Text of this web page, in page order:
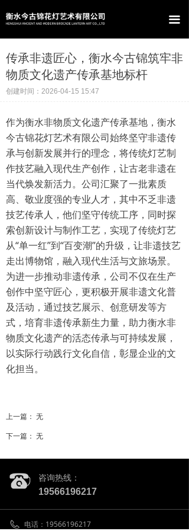
끀
首页
关于我们
产品中心
案例展示
新闻资讯
联系我们
传承非遗匠心，衡水今古锦筑牢非
物质文化遗产传承基地标杆
创建时间： 2026-04-15 15:47
作为衡水非物质文化遗产传承基地，衡水
今古锦花灯艺术有限公司始终坚守非遗传
承与创新发展并行的理念，将传统灯艺制
作技艺融入现代生产创作，让古老非遗在
当代焕发新活力。公司汇聚了一批素质
高、敬业度强的专业人才，其中不乏非遗
技艺传承人，他们坚守传统工序，同时探
索创新设计与制作工艺，实现了传统灯艺
从“单一红”到“百变潮”的升级，让非遗技艺
走出博物馆，融入现代生活与文旅场景。
为进一步推动非遗传承，公司不仅在生产
创作中坚守匠心，更积极开展非遗文化普
及活动，通过技艺展示、创意研发等方
式，培育非遗传承新生力量，助力衡水非
物质文化遗产的活态传承与可持续发展，
以实际行动践行文化自信，彰显企业的文
化担当。
上一篇： 无
下一篇： 无
电话： 19566196217
咨询热线：
19566196217